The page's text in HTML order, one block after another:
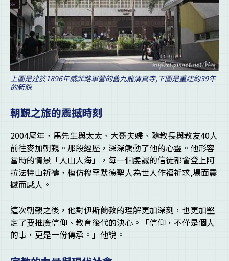
上圖是建於1896年威菲路軍營的舊九龍清真寺,下圖是重建約39年
的新貌
朝覲之旅的震撼時刻
2004尾年，馬先生與太太、大哥夫婦、隨教長與教友40人
前往麥加朝覲。那段經歷，深深觸動了他的心靈。他形容
當時的情景「人山人海」，每一個虔誠的信徒都會登上阿
拉法特山祈禱，模仿穆罕默德聖人為世人作福祈求,場面震
撼而感人。
這次朝覲之後，他對伊斯蘭教的理解更加深刻，也更加堅
定了要推廣信仰、教育後代的決心。「信仰，不僅是個人
的事，更是一份傳承。」他說。